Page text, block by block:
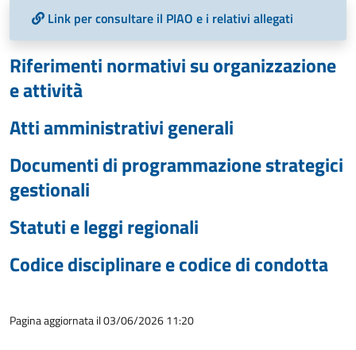
Link per consultare il PIAO e i relativi allegati
Riferimenti normativi su organizzazione
e attività
Atti amministrativi generali
Documenti di programmazione strategici
gestionali
Statuti e leggi regionali
Codice disciplinare e codice di condotta
Pagina aggiornata il 03/06/2026 11:20